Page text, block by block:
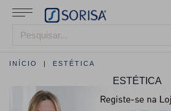
INÍCIO ESTÉTICA
ESTÉTICA